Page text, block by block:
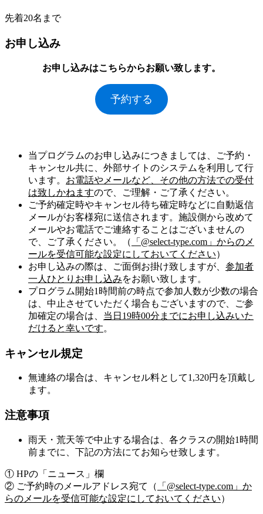
先着20名まで
お申し込み
お申し込みはこちらからお願い致します。
予約する
当プログラムのお申し込みにつきましては、ご予約・
キャンセル共に、外部サイトのシステムを利用して行
います。 お電話やメールなど、その他の方法での受付
は致しかねますので、ご理解・ご了承ください。
ご予約確定時やキャンセル待ち確定時などに自動返信
メールがお客様宛に送信されます。施設側から改めて
メールやお電話でご連絡することはございませんの
で、ご了承ください。（
「@select-type.com」からのメ
ールを受信可能な設定にしておいてください）
お申し込みの際は、ご面倒お掛け致しますが、 参加者
一人ひとりお申し込みをお願い致します。
プログラム開始1時間前の時点で参加人数が少数の場合
は、中止させていただく場合もございますので、ご参
加確定の場合は、 当日19時00分までにお申し込みいた
だけると幸いです。
キャンセル規定
無連絡の場合は、キャンセル料として1,320円を頂戴し
ます。
注意事項
雨天・荒天等で中止する場合は、各クラスの開始1時間
前までに、下記の方法にてお知らせ致します。
① HPの「ニュース」欄
② ご予約時のメールアドレス宛て（
「@select-type.com」か
らのメールを受信可能な設定にしておいてください）